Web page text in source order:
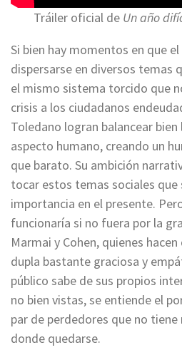
Tráiler oficial de Un año
Si bien hay momentos en que
dispersarse en diversos temas
el mismo sistema torcido que
crisis a los ciudadanos
Toledano logran balancear
aspecto humano, creando un
que barato. Su ambición
tocar estos temas sociales que
importancia en el presente.
funcionaría si no fuera por la
Marmai y Cohen, quienes
dupla bastante graciosa y
público sabe de sus propios
no bien vistas, se entiende el
par de perdedores que no
donde quedarse.